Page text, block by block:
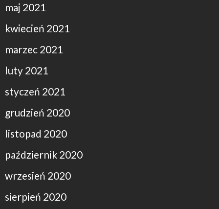
maj 2021
kwiecień 2021
marzec 2021
luty 2021
styczeń 2021
grudzień 2020
listopad 2020
październik 2020
wrzesień 2020
sierpień 2020